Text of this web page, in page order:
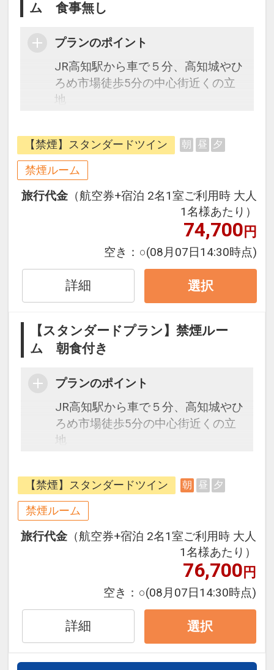
ム 食事無し
プランのポイント
JR高知駅から車で５分、高知城やひ
ろめ市場徒歩5分の中心街近くの立
地
館内設備で快適にお過ごしいただけ
ます。
【宿泊特典】
・館内直営レストランでの夕食10％
割引（お会計時に、ルームキーをご
提示ください）
計時に、ルームキーをご提示くださ
のみ。当日先着順）
【禁煙】スタンダードツイン 朝 昼 夕
禁煙ルーム
旅行代金 （航空券+宿泊 2名1室ご利用時 大人
1名様あたり）
74,700円
空き： ○(08月07日14:30時点)
詳細 選択
【スタンダードプラン】禁煙ルー
ム 朝食付き
プランのポイント
JR高知駅から車で５分、高知城やひ
ろめ市場徒歩5分の中心街近くの立
地
館内設備で快適にお過ごしいただけ
ます。
【宿泊特典】
・館内直営レストランでの夕食10％
割引（お会計時に、ルームキーをご
提示ください）
計時に、ルームキーをご提示くださ
【禁煙】スタンダードツイン 朝 昼 夕
禁煙ルーム
旅行代金 （航空券+宿泊 2名1室ご利用時 大人
1名様あたり）
76,700円
空き： ○(08月07日14:30時点)
詳細 選択